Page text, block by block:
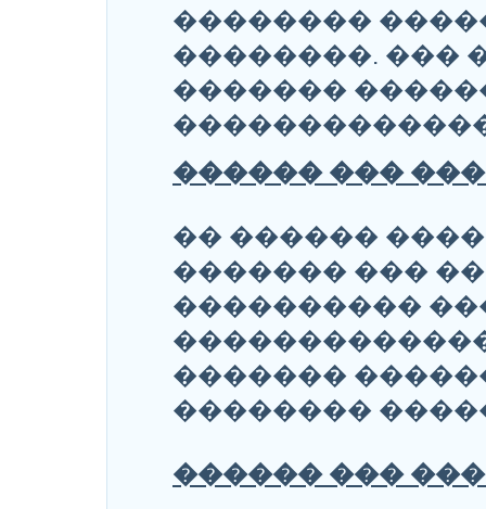
��������
��������. ���
�������
������ ���
�� ������
������� ���
����������
�������
��������
������ ���